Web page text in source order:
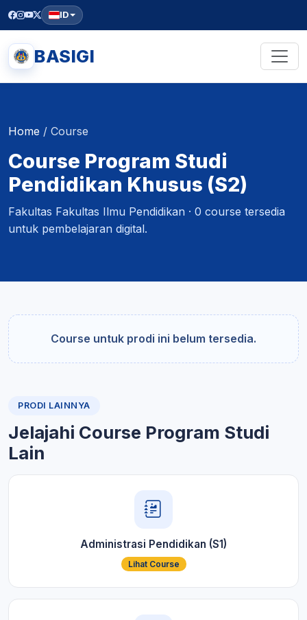
ID
BASIGI
Home / Course
Course Program Studi
Pendidikan Khusus (S2)
Fakultas Fakultas Ilmu Pendidikan · 0 course tersedia
untuk pembelajaran digital.
Course untuk prodi ini belum tersedia.
PRODI LAINNYA
Jelajahi Course Program Studi
Lain
Administrasi Pendidikan (S1)
Lihat Course